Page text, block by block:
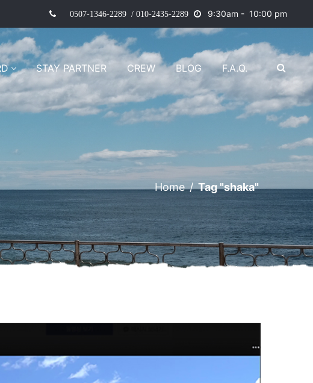
0507-1346-2289 / 010-2435-2289 9:30am - 10:00 pm
STAY PARTNER CREW BLOG F.A.Q.
Home/Tag "shaka"